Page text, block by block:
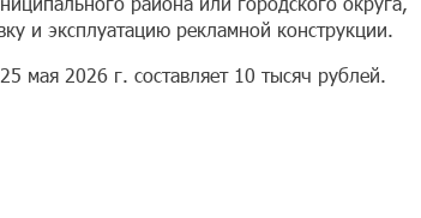
и эксплуатацию рекламной конструкции.
мая 2026 г. составляет 10 тысяч рублей.